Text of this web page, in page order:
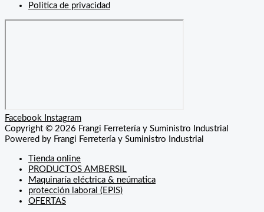
Politica de privacidad
Facebook Instagram
Copyright © 2026 Frangi Ferretería y Suministro Industrial
Powered by Frangi Ferretería y Suministro Industrial
Tienda online
PRODUCTOS AMBERSIL
Maquinaría eléctrica & neúmatica
protección laboral (EPIS)
OFERTAS